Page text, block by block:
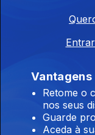
Vantagens
Retome o
nos seus
Guarde
Aceda à